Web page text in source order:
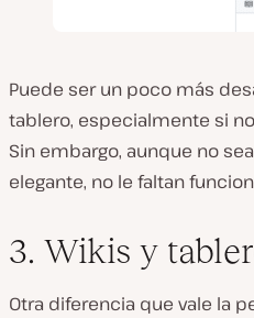
Puede ser un poco más
tablero, especialmente si
Sin embargo, aunque no
elegante, no le faltan
3. Wikis y
Otra diferencia que vale la